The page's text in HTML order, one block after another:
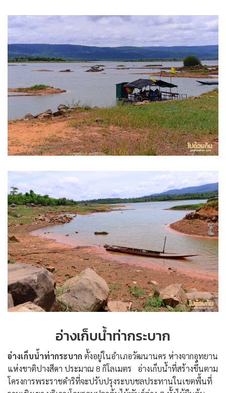
อ่างเก็บน้ำท่ากระบาก
อ่างเก็บน้ำท่ากระบาก ตั้งอยู่ในอำเภอวัฒนานคร ห่างจากอุทยาน
แห่งชาติปางสีดา ประมาณ 8 กิโลเมตร อ่างเก็บน้ำที่สร้างขึ้นตาม
โครงการพระราชดำริที่จะปรับปรุงระบบชลประทานในเขตพื้นที่